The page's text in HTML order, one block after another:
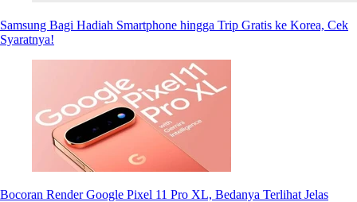
Samsung Bagi Hadiah Smartphone hingga Trip Gratis ke Korea, Cek
Syaratnya!
Bocoran Render Google Pixel 11 Pro XL, Bedanya Terlihat Jelas